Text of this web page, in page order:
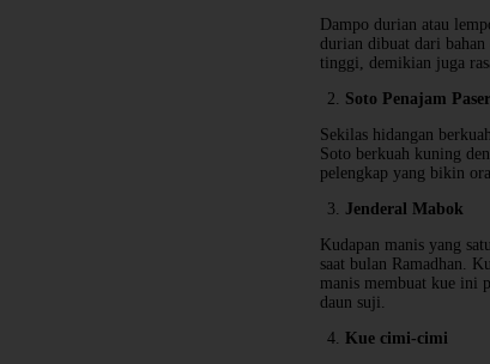
Dampo durian atau
durian dibuat dari
tinggi, demikian juga
Soto Penajam
Sekilas hidangan
Soto berkuah kuning
pelengkap yang bikin
Jenderal Mabok
Kudapan manis yang
saat bulan Ramadhan.
manis membuat kue ini
daun suji.
Kue cimi-cimi